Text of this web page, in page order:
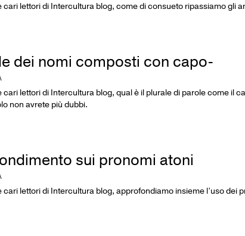
cari lettori di Intercultura blog, come di consueto ripassiamo gli
dei nomi composti con capo-
cari lettori di Intercultura blog, qual è il plurale di parole come il
non avrete più dubbi.
sui pronomi atoni
cari lettori di Intercultura blog, approfondiamo insieme l’uso dei